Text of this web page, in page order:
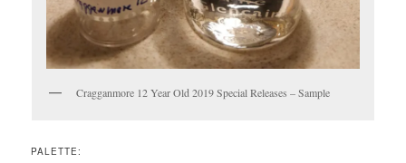
Cragganmore 12 Year Old 2019 Special Releases – Sample
PALETTE: